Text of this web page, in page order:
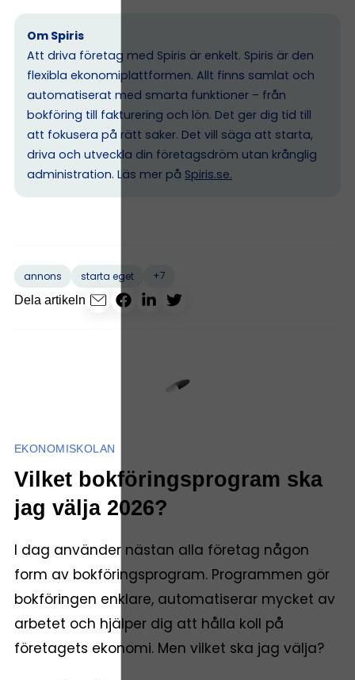
Om Spiris
Att driva företag med Spiris är enkelt. Spiris är den
flexibla ekonomiplattformen. Allt finns samlat och
automatiserat med smarta funktioner – från
bokföring till fakturering och lön. Det ger dig tid till
att fokusera på rätt saker. Det vill säga att starta,
driva och utveckla din företagsdröm utan krånglig
administration. Läs mer på Spiris.se.
annons starta eget
+7
Dela artikeln
EKONOMISKOLAN
Vilket bokföringsprogram ska
jag välja 2026?
I dag använder nästan alla företag någon
form av bokföringsprogram. Programmen gör
bokföringen enklare, automatiserar mycket av
arbetet och hjälper dig att hålla koll på
företagets ekonomi. Men vilket ska jag välja?